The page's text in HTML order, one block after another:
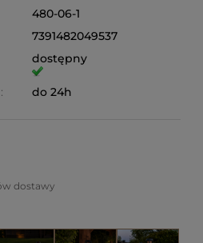
480-06-1
7391482049537
dostępny
do 24h
dostawy